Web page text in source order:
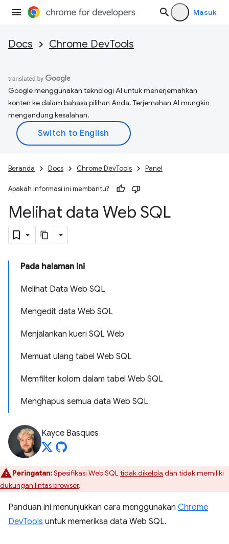
Masuk
Docs Chrome DevTools
Google menggunakan teknologi AI untuk menerjemahkan
konten ke dalam bahasa pilihan Anda. Terjemahan AI mungkin
mengandung kesalahan.
Beranda Docs Chrome DevTools Panel
Apakah informasi ini membantu?
Melihat data Web SQL
Pada halaman ini
Melihat Data Web SQL
Mengedit data Web SQL
Menjalankan kueri SQL Web
Memuat ulang tabel Web SQL
Memfilter kolom dalam tabel Web SQL
Menghapus semua data Web SQL
Kayce Basques
Peringatan:Spesifikasi Web SQLtidak dikelola dan tidak memiliki
dukungan lintas browser.
Panduan ini menunjukkan cara menggunakan Chrome
DevTools untuk memeriksa data Web SQL.